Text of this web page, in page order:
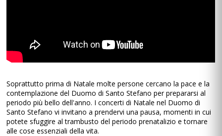
Soprattutto prima di Natale molte persone cercano la pace e la
contemplazione del Duomo di Santo Stefano per prepararsi al
periodo più bello dell'anno. I concerti di Natale nel Duomo di
Santo Stefano vi invitano a prendervi una pausa, momenti in cui
potete sfuggire al trambusto del periodo prenatalizio e tornare
alle cose essenziali della vita.